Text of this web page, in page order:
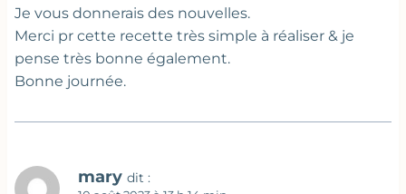
Je vous donnerais des nouvelles.
Merci pr cette recette très simple à réaliser & je
pense très bonne également.
Bonne journée.
mary dit :